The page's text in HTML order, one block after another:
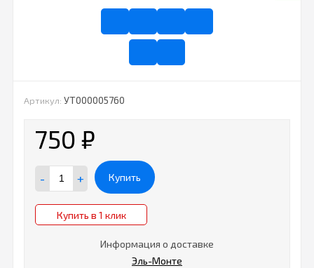
Артикул: УТ000005760
750 ₽
- + Купить
Купить в 1 клик
Информация о доставке
Эль-Монте